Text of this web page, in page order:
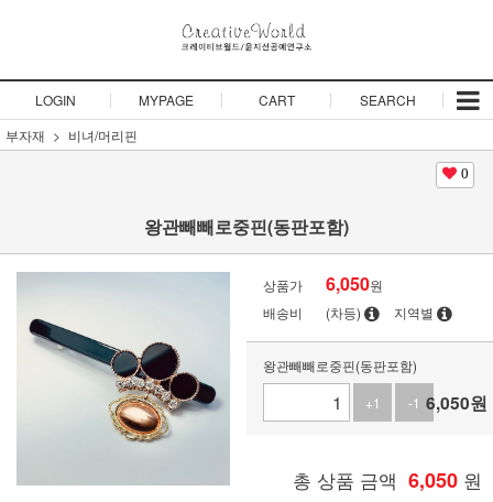
LOGIN MYPAGE CART
SEARCH
부자재
비녀/머리핀
0
왕관빼빼로중핀(동판포함)
상품가 6,050원
배송비
(차등) 지역별
왕관빼빼로중핀(동판포함)
+1
-1 6,050원
총 상품 금액 6,050 원